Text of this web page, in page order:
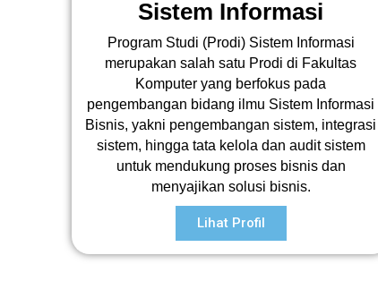
Sistem Informasi
Program Studi (Prodi) Sistem Informasi
merupakan salah satu Prodi di Fakultas
Komputer yang berfokus pada
pengembangan bidang ilmu Sistem Informasi
Bisnis, yakni pengembangan sistem, integrasi
sistem, hingga tata kelola dan audit sistem
untuk mendukung proses bisnis dan
menyajikan solusi bisnis.
Lihat Profil